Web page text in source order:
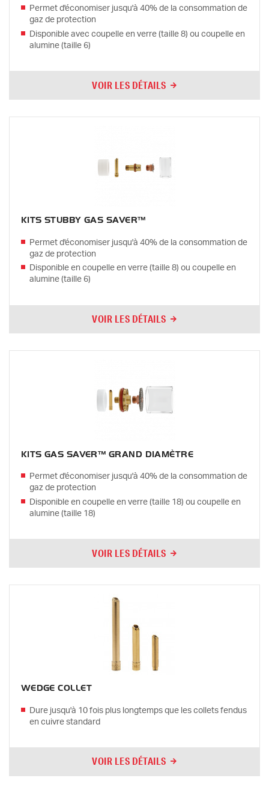
Permet d'économiser jusqu'à 40% de la consommation de
gaz de protection
Disponible avec coupelle en verre (taille 8) ou coupelle en
alumine (taille 6)
VOIR LES DÉTAILS
KITS STUBBY GAS SAVER™
Permet d'économiser jusqu'à 40% de la consommation de
gaz de protection
Disponible en coupelle en verre (taille 8) ou coupelle en
alumine (taille 6)
VOIR LES DÉTAILS
KITS GAS SAVER™ GRAND DIAMÈTRE
Permet d'économiser jusqu'à 40% de la consommation de
gaz de protection
Disponible en coupelle en verre (taille 18) ou coupelle en
alumine (taille 18)
VOIR LES DÉTAILS
WEDGE COLLET
Dure jusqu'à 10 fois plus longtemps que les collets fendus
en cuivre standard
VOIR LES DÉTAILS